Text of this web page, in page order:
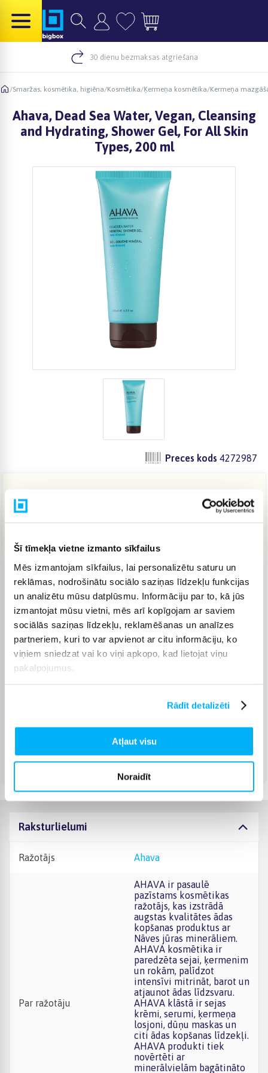
Šī tīmekļa vietne izmanto sīkfailus
Mēs izmantojam sīkfailus, lai personalizētu saturu un
reklāmas, nodrošinātu sociālo saziņas līdzekļu funkcijas
un analizētu mūsu datplūsmu. Informāciju par to, kā jūs
izmantojat mūsu vietni, mēs arī kopīgojam ar saviem
sociālās saziņas līdzekļu, reklamēšanas un analīzes
partneriem, kuri to var apvienot ar citu informāciju, ko
viņiem sniedzat vai ko viņi apkopo, kad lietojat viņu
pakalpojumus.
Rādīt detalizēti
Atļaut visu
Noraidīt
30 dienu bezmaksas atgriešana
/Smaržas, kosmētika, higiēna/Kosmētika/Ķermeņa kosmētika/Kermeņa
Ahava, Dead Sea Water, Vegan, Cleansing
and Hydrating, Shower Gel, For All Skin
Types, 200 ml
Preces kods 4272987
18,14 €
Venipak pakomāts
Jautājiet
Venipak Kurjers 3,99 €
Apmaksā pilnu summu skaidrā naudā piegādes brīdī.
Jautājiet
3,99 €
Jautājiet
DPD kurjers (4,99 €)
Jautājiet
Raksturlielumi
Ražotājs Ahava
Par ražotāju
AHAVA ir pasaulē
pazīstams kosmētikas
ražotājs, kas izstrādā
augstas kvalitātes ādas
kopšanas produktus ar
Nāves jūras minerāliem.
AHAVA kosmētika ir
paredzēta sejai, ķermenim
un rokām, palīdzot
intensīvi mitrināt, barot un
atjaunot ādas līdzsvaru.
AHAVA klāstā ir sejas
krēmi, serumi, ķermeņa
losjoni, dūņu maskas un
citi ādas kopšanas līdzekļi.
AHAVA produkti tiek
novērtēti ar
minerālvielām bagātināto